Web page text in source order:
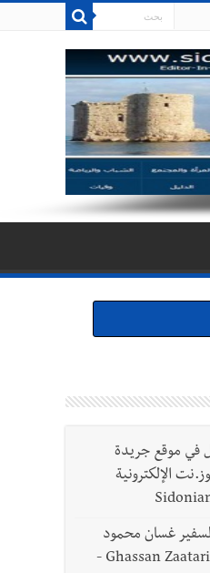
في موقع جريدة
الإلكترونية
غسان محمود
الزعتري - Ghassan Zaatari -